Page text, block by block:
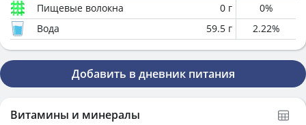
Пищевые волокна
0 г 0%
Вода
59.5 г 2.22%
Добавить в дневник питания
Витамины и минералы